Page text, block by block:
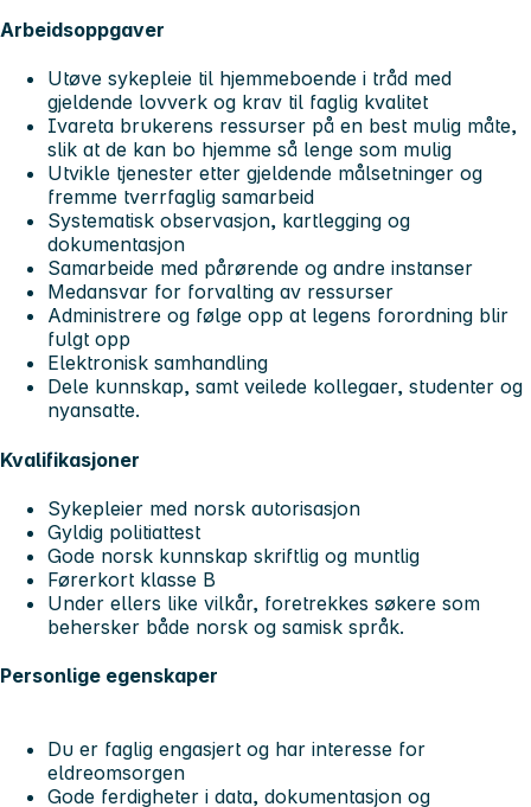
Arbeidsoppgaver
Utøve sykepleie til hjemmeboende i tråd med
gjeldende lovverk og krav til faglig kvalitet
Ivareta brukerens ressurser på en best mulig måte,
slik at de kan bo hjemme så lenge som mulig
Utvikle tjenester etter gjeldende målsetninger og
fremme tverrfaglig samarbeid
Systematisk observasjon, kartlegging og
dokumentasjon
Samarbeide med pårørende og andre instanser
Medansvar for forvalting av ressurser
Administrere og følge opp at legens forordning blir
fulgt opp
Elektronisk samhandling
Dele kunnskap, samt veilede kollegaer, studenter og
nyansatte.
Kvalifikasjoner
Sykepleier med norsk autorisasjon
Gyldig politiattest
Gode norsk kunnskap skriftlig og muntlig
Førerkort klasse B
Under ellers like vilkår, foretrekkes søkere som
behersker både norsk og samisk språk.
Personlige egenskaper
Du er faglig engasjert og har interesse for
eldreomsorgen
Gode ferdigheter i data, dokumentasjon og